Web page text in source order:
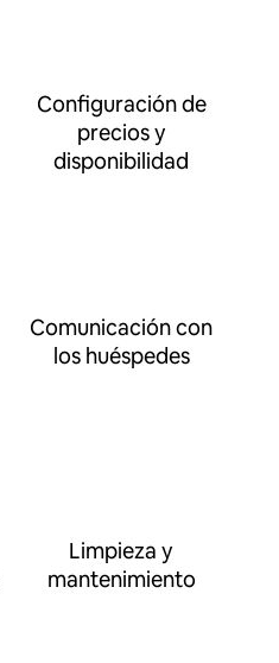
Configuración de
precios y
disponibilidad
Comunicación con
los huéspedes
Limpieza y
mantenimiento